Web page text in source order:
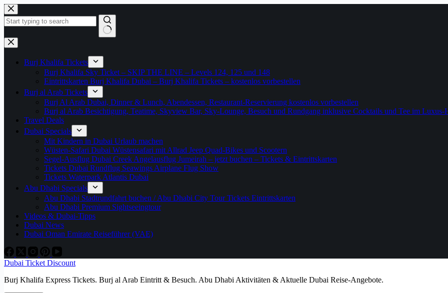
Zum
Inhalt
springen
Keine
Ergebnisse
Burj Khalifa Tickets
Burj Khalifa Sky Ticket – SKIP THE LINE – Levels 124, 125 und 148
Eintrittskarten Burj Khalifa Dubai – Burj Khalifa Tickets – kostenlos vorbestellen
Burj al Arab Tickets
Burj Al Arab Dubai, Dinner & Lunch, Abendessen, Restaurant-Reservierung kostenlos vorbestellen
Burj al Arab Besichtigung, Teatime, Skyview Bar, Sky-Lounge, Besuch und Rundgang inklusive Cocktails und Tee im Luxus-
Travel Deals
Dubai Specials
Mit Kindern in Dubai Urlaub machen
Wüsten-Safari Dubai Wüstensafari mit Allrad Jeep Quad-Bikes und Scootern
Segel-Ausflug Dubai Creek Angelausflug Jumeirah – jetzt buchen – Tickets & Eintrittskarten
Tickets Dubai Rundflug Seawings Airplane Flug Show
Tickets Waterpark Atlantis Dubai
Abu Dhabi Specials
Abu Dhabi Stadtrundfahrt buchen / Abu Dhabi City Tour Tickets Eintrittskarten
Abu Dhabi Premium Sightseeingtour
Videos & Dubai-Tipps
Dubai News
Dubai Oman Emirate Reiseführer (VAE)
Dubai Ticket Discount
Burj Khalifa Express Tickets. Burj al Arab Eintritt & Besuch. Abu Dhabi Aktivitäten & Aktuelle Dubai Reise-Angebote.